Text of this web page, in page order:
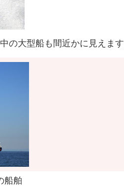
の大型船も間近かに見えます
船舶